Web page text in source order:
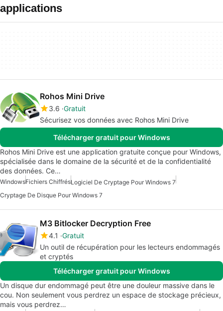
applications
Rohos Mini Drive
3.6 Gratuit
Sécurisez vos données avec Rohos Mini Drive
Télécharger gratuit pour Windows
Rohos Mini Drive est une application gratuite conçue pour Windows,
spécialisée dans le domaine de la sécurité et de la confidentialité
des données. Ce…
WindowsFichiers ChiffrésLogiciel De Cryptage Pour Windows 7
Cryptage De Disque Pour Windows 7
M3 Bitlocker Decryption Free
4.1 Gratuit
Un outil de récupération pour les lecteurs endommagés
et cryptés
Télécharger gratuit pour Windows
Un disque dur endommagé peut être une douleur massive dans le
cou. Non seulement vous perdrez un espace de stockage précieux,
mais vous perdrez…